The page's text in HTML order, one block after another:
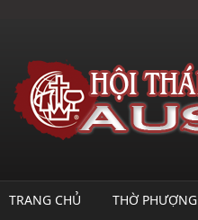
TRANG CHỦ THỜ PHƯỢNG